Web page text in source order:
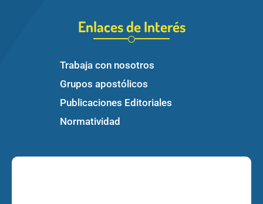
Enlaces de Interés
Trabaja con nosotros
Grupos apostólicos
Publicaciones Editoriales
Normatividad